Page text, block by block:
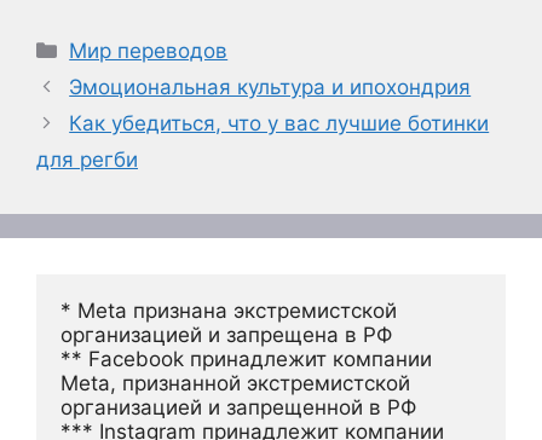
Рубрики
Мир переводов
Эмоциональная культура и ипохондрия
Как убедиться, что у вас лучшие ботинки
для регби
* Meta признана экстремистской
организацией и запрещена в РФ
** Facebook принадлежит компании
Meta, признанной экстремистской
организацией и запрещенной в РФ
*** Instagram принадлежит компании